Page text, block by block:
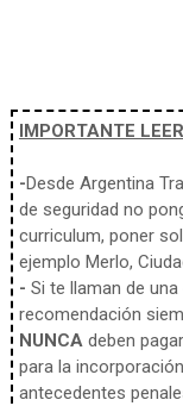
IMPORTANTE
-Desde Argentina
de seguridad no
curriculum, poner
ejemplo Merlo,
- Si te llaman de
recomendación
NUNCAdeben
para la
antecedentes